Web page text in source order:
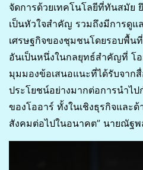
จัดการด้วยเทคโนโลยีที่ทันสมัย
เป็นหัวใจสำคัญ รวมถึงมีการดู
เศรษฐกิจของชุมชนโดยรอบพื้น
อันเป็นหนึ่งในกลยุทธ์สำคัญที่ โ
มุมมองข้อเสนอแนะที่ได้รับจาก
ประโยชน์อย่างมากต่อการนำไ
ของโออาร์ ทั้งในเชิงธุรกิจแล
สังคมต่อไปในอนาคต” นายณัฐพ